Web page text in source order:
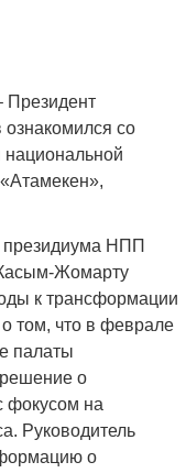
Президент
со
национальной
президиума НПП
Жомарту
к трансформации
том, что в феврале
палаты
о
фокусом на
Руководитель
о